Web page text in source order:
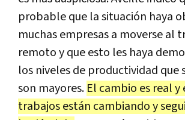
probable que la situación haya
muchas empresas a moverse al
remoto y que esto les haya
los niveles de productividad que
son mayores. El cambio es real y
trabajos están cambiando y